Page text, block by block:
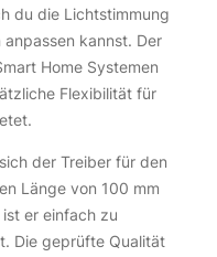
du die Lichtstimmung
kannst. Der
Home Systemen
Flexibilität für
der Treiber für den
Länge von 100 mm
er einfach zu
Die geprüfte Qualität